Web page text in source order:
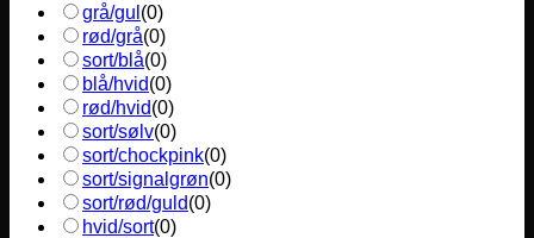
grå/gul (0)
rød/grå(0)
sort/blå(0)
blå/hvid(0)
rød/hvid(0)
sort/sølv(0)
sort/chockpink(0)
sort/signalgrøn(0)
sort/rød/guld(0)
hvid/sort(0)